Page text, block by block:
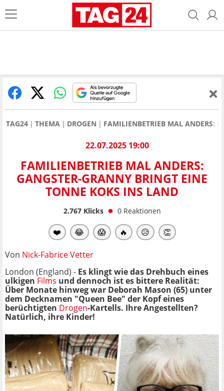
TAG24 THEMA DROGEN FAMILIENBETRIEB MAL ANDERS:
22.07.2025 19:00
FAMILIENBETRIEB MAL ANDERS:
GANGSTER-GRANNY BRINGT EINE
TONNE KOKS INS LAND
2.767Klicks 0 Reaktionen
❤️ 😂 😱 🔥 😥 👏
Von Nick-Fabrice Vetter
London (England) - Es klingt wie das Drehbuch eines
ulkigen Films und dennoch ist es bittere Realität:
Über Monate hinweg war Deborah Mason (65) unter
dem Decknamen "Queen Bee" der Kopf eines
berüchtigten Drogen-Kartells. Ihre Angestellten?
Natürlich, ihre Kinder!